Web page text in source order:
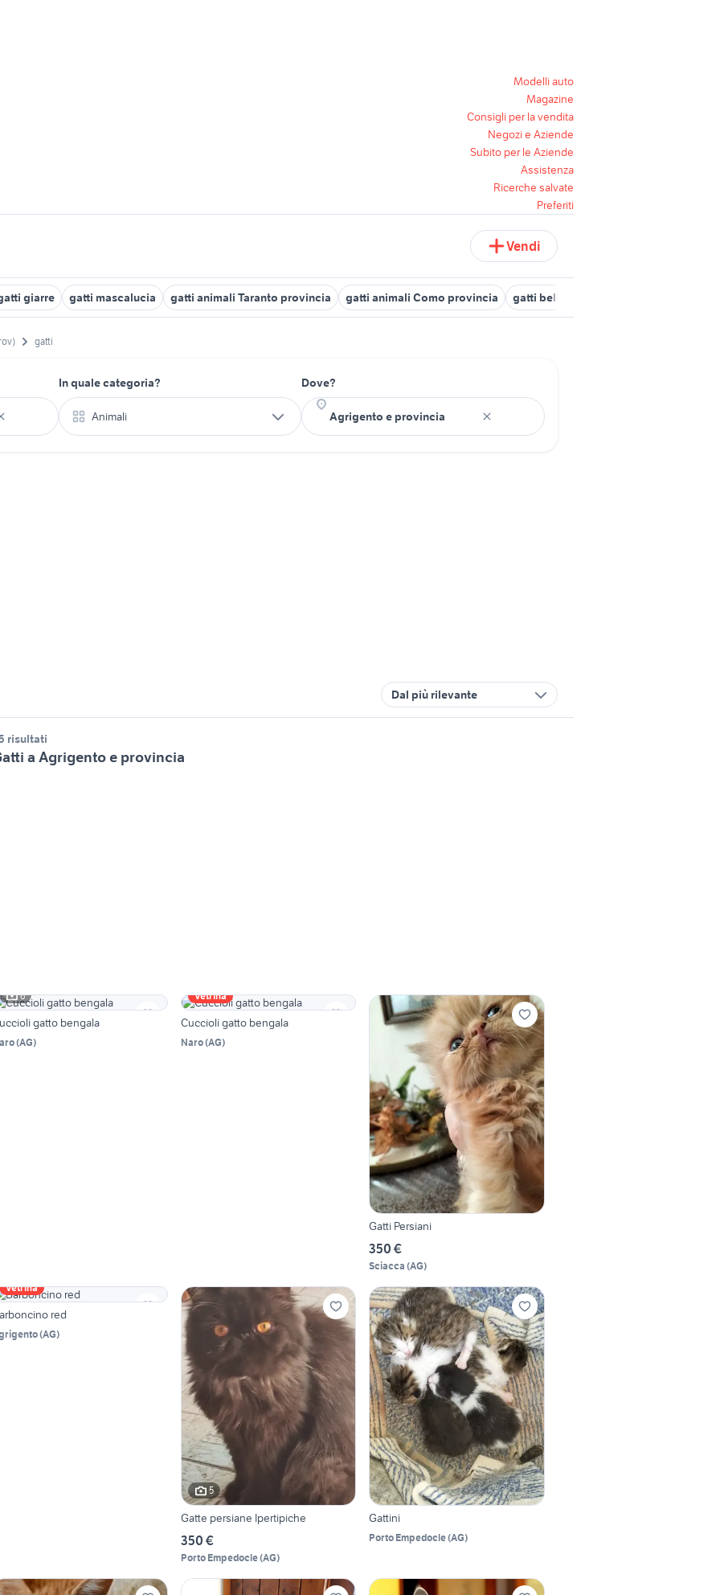
Modelli auto
Magazine
Consigli per la vendita
Negozi e Aziende
Subito per le Aziende
Assistenza
Ricerche salvate
Preferiti
Vendi
giarre gatti mascalucia gatti animali Taranto provincia gatti animali Como provincia gatti bellissimi
gatti
In quale categoria?
Animali
Dove?
Dal più rilevante
risultati
a Agrigento e provincia
6
gatto bengala
(AG)
Vetrina
Cuccioli gatto bengala
Naro(AG)
Gatti Persiani
350 €
Sciacca (AG)
Vetrina
red
(AG)
5
Gatte persiane Ipertipiche
350 €
Porto Empedocle(AG)
Gattini
Porto Empedocle(AG)